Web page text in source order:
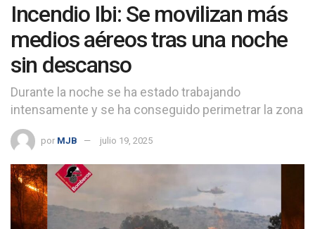
Incendio Ibi: Se movilizan más
medios aéreos tras una noche
sin descanso
Durante la noche se ha estado trabajando
intensamente y se ha conseguido perimetrar la zona
por MJB julio 19, 2025